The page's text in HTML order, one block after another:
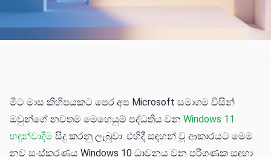
මීට මාස කිහිපයකට පෙර අප Microsoft සමාගම විසින්
ඔවුන්ගේ නවතම මෙහෙයුම් පද්ධතිය වන Windows 11
හඳුන්වාදීම සිදු කරනු ලැබුවා. එහිදී සඳහන් වූ ආකාරයට මෙම
නව සංස්කරණය Windows 10 ධාවනය වන පරිගණක සඳහා